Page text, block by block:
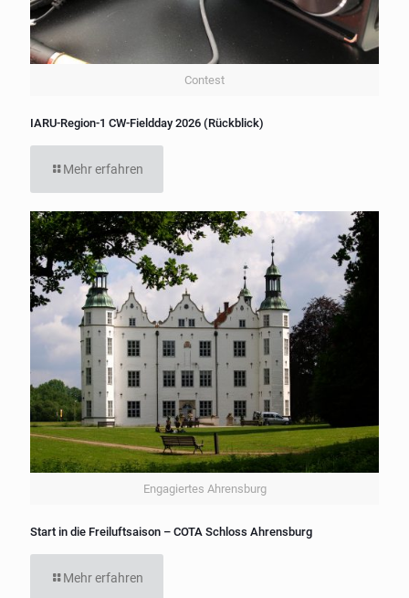
Contest
IARU-Region-1 CW-Fieldday 2026 (Rückblick)
Mehr erfahren
Engagiertes Ahrensburg
Start in die Freiluftsaison – COTA Schloss Ahrensburg
Mehr erfahren